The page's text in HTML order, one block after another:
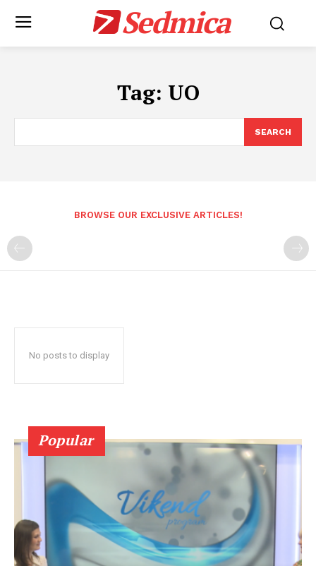
Sedmica
Tag: UO
SEARCH
BROWSE OUR EXCLUSIVE ARTICLES!
No posts to display
Popular